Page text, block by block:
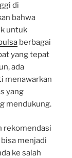
di
bahwa
untuk
berbagai
yang tepat
ada
menawarkan
yang
mendukung.
rekomendasi
menjadi
ke salah